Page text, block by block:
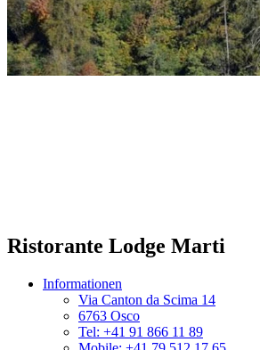
Ristorante Lodge Marti
Informationen
Via Canton da Scima 14
6763 Osco
Tel: +41 91 866 11 89